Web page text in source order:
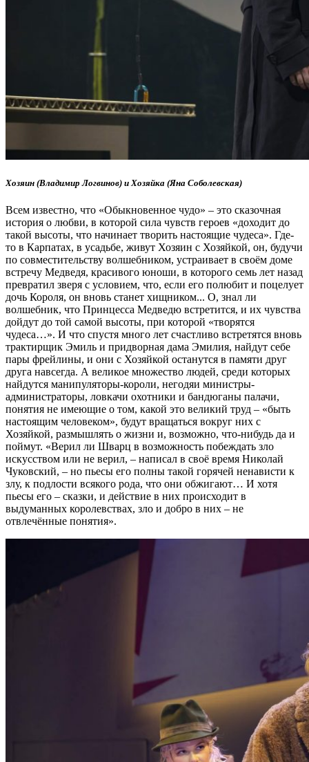
Хозяин (Владимир Логвинов) и Хозяйка (Яна Соболевская)
Всем известно, что «Обыкновенное чудо» – это сказочная
история о любви, в которой сила чувств героев «доходит до
такой высоты, что начинает творить настоящие чудеса». Где-
то в Карпатах, в усадьбе, живут Хозяин с Хозяйкой, он, будучи
по совместительству волшебником, устраивает в своём доме
встречу Медведя, красивого юноши, в которого семь лет назад
превратил зверя с условием, что, если его полюбит и поцелует
дочь Короля, он вновь станет хищником... О, знал ли
волшебник, что Принцесса Медведю встретится, и их чувства
дойдут до той самой высоты, при которой «творятся
чудеса…». И что спустя много лет счастливо встретятся вновь
трактирщик Эмиль и придворная дама Эмилия, найдут себе
пары фрейлины, и они с Хозяйкой останутся в памяти друг
друга навсегда. А великое множество людей, среди которых
найдутся манипуляторы-короли, негодяи министры-
администраторы, ловкачи охотники и бандюганы палачи,
понятия не имеющие о том, какой это великий труд – «быть
настоящим человеком», будут вращаться вокруг них с
Хозяйкой, размышлять о жизни и, возможно, что-нибудь да и
поймут. «Верил ли Шварц в возможность побеждать зло
искусством или не верил, – написал в своё время Николай
Чуковский, – но пьесы его полны такой горячей ненависти к
злу, к подлости всякого рода, что они обжигают… И хотя
пьесы его – сказки, и действие в них происходит в
выдуманных королевствах, зло и добро в них – не
отвлечённые понятия».